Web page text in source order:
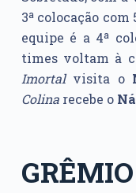
3ª colocação com
equipe é a 4ª
times voltam à
Imortalvisita o
Colina recebe o